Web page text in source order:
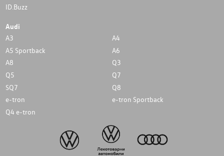
ID.Buzz
Audi
A3
A4
A5 Sportback
A6
A8
Q3
Q5
Q7
SQ7
Q8
e-tron
e-tron Sportback
Q4 e-tron